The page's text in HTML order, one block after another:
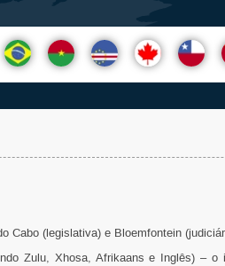
Cabo (legislativa) e Bloemfontein
Zulu, Xhosa, Afrikaans e Inglês) – o